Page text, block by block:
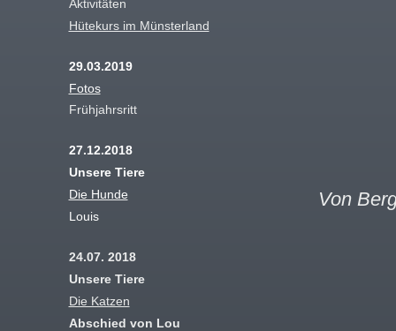
Von
Aktivitäten
Hütekurs im Münsterland
29.03.2019
Fotos
Frühjahrsritt
27.12.2018
Unsere Tiere
Die Hunde
Louis
24.07. 2018
Unsere Tiere
Die Katzen
Abschied von Lou